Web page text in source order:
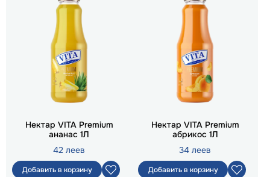
Нектар VITA Premium
ананас 1Л
42 леев
Добавить в корзину
Нектар VITA Premium
абрикос 1Л
34 леев
Добавить в корзину